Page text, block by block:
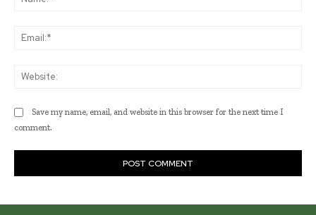
Save my name, email, and website in this browser for the next time I
comment.